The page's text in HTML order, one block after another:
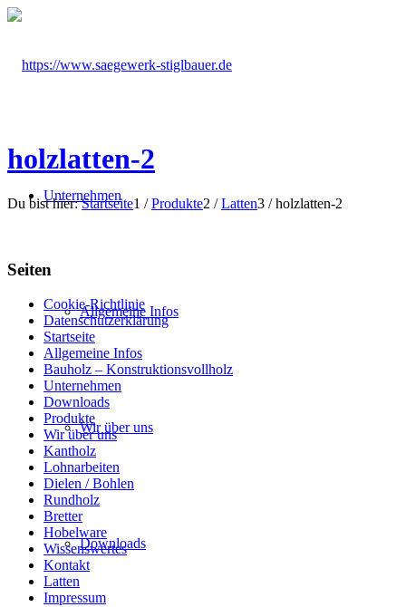
Unternehmen
Allgemeine Infos
Wir über uns
Downloads
holzlatten-2
Du bist hier: Startseite1 / Produkte2 / Latten3 / holzlatten-2
Seiten
Cookie-Richtlinie
Datenschutzerklärung
Startseite
Allgemeine Infos
Bauholz – Konstruktionsvollholz
Unternehmen
Downloads
Produkte
Wir über uns
Kantholz
Lohnarbeiten
Dielen / Bohlen
Rundholz
Bretter
Hobelware
Wissenswertes
Kontakt
Latten
Impressum